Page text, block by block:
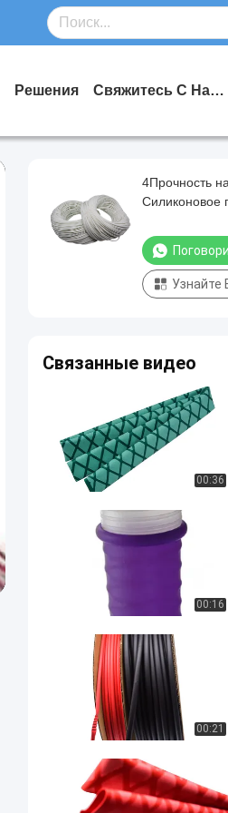
Решения Свяжитесь С Нами
4Прочность
Силиконовое
Узнайте
Связанные видео
00:36
00:16
00:21